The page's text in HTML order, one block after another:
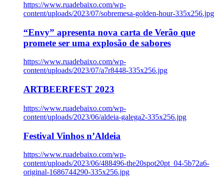
https://www.ruadebaixo.com/wp-
content/uploads/2023/07/sobremesa-golden-hour-335x256.jpg
“Envy” apresenta nova carta de Verão que
promete ser uma explosão de sabores
https://www.ruadebaixo.com/wp-
content/uploads/2023/07/a7r8448-335x256.jpg
ARTBEERFEST 2023
https://www.ruadebaixo.com/wp-
content/uploads/2023/06/aldeia-galega2-335x256.jpg
Festival Vinhos n’Aldeia
https://www.ruadebaixo.com/wp-
content/uploads/2023/06/488496-the20spot20pt_04-5b72a6-
original-1686744290-335x256.jpg